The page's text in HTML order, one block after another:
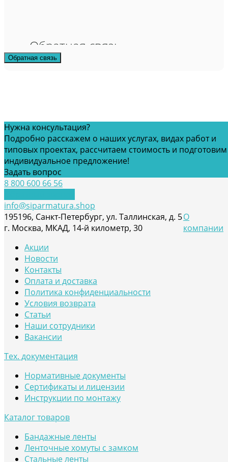
Обратная связь
Обратная связь
Нужна консультация?
Подробно расскажем о наших услугах, видах работ и
типовых проектах, рассчитаем стоимость и подготовим
индивидуальное предложение!
Задать вопрос
8 800 600 66 56
info@siparmatura.shop
195196, Санкт-Петербург, ул. Таллинская, д. 5
г. Москва, МКАД, 14-й километр, 30
О
компании
Акции
Новости
Контакты
Оплата и доставка
Политика конфиденциальности
Условия возврата
Статьи
Наши сотрудники
Вакансии
Тех. документация
Нормативные документы
Сертификаты и лицензии
Инструкции по монтажу
Каталог товаров
Бандажные ленты
Ленточные хомуты с замком
Стальные ленты